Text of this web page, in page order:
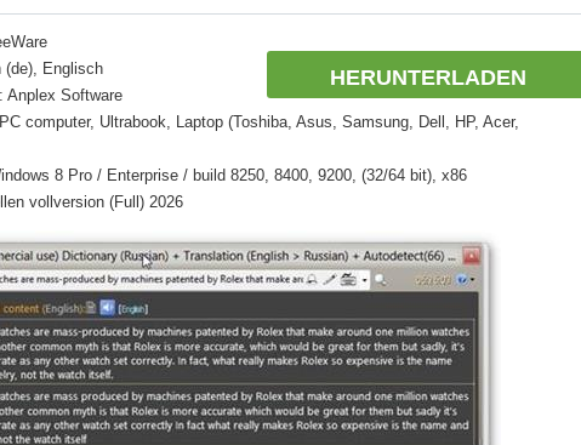
HERUNTERLADEN
(de), Englisch
Anplex Software
computer, Ultrabook, Laptop (Toshiba, Asus, Samsung, Dell, HP, Acer,
8 Pro / Enterprise / build 8250, 8400, 9200, (32/64 bit), x86
vollversion (Full) 2026